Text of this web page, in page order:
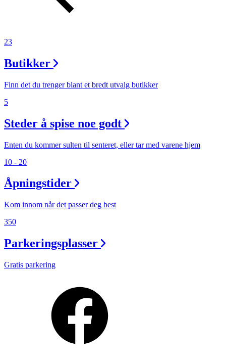
Praktisk informasjon
Gavekort
Finn frem
23
Butikker
Finn det du trenger blant et bredt utvalg butikker
5
Steder å spise noe godt
Enten du kommer sulten til senteret, eller tar med varene hjem
10 - 20
Åpningstider
Kom innom når det passer deg best
350
Parkeringsplasser
Gratis parkering